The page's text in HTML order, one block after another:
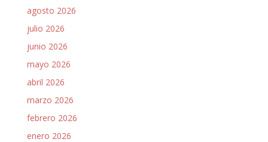
agosto 2026
julio 2026
junio 2026
mayo 2026
abril 2026
marzo 2026
febrero 2026
enero 2026